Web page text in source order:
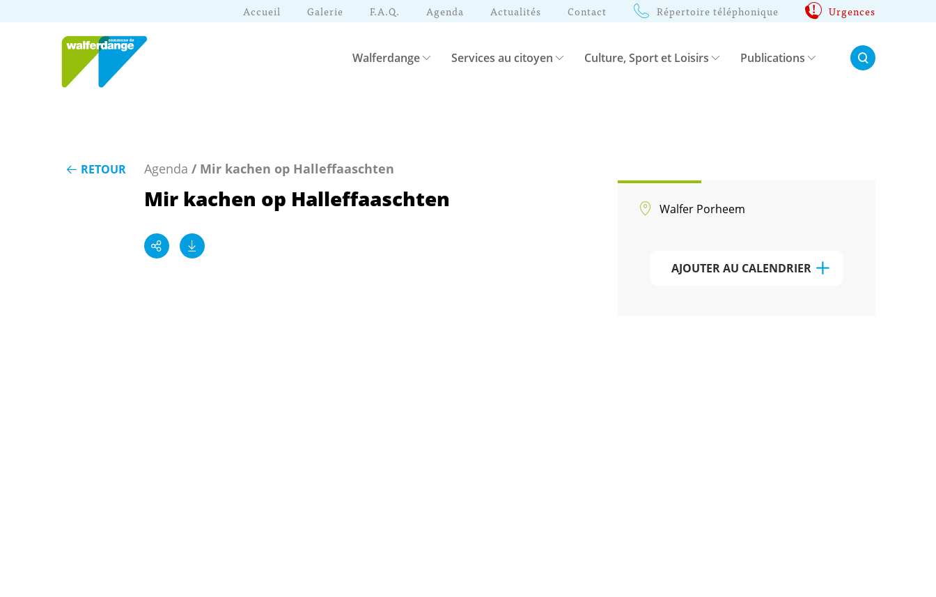
Accueil Galerie F.A.Q. Agenda Actualités Contact Répertoire téléphonique Urgences
Walferdange Services au citoyen Culture, Sport et Loisirs Publications Rechercher:
RETOUR Agenda / Mir kachen op Halleffaaschten
Mir kachen op Halleffaaschten Walfer Porheem
AJOUTER AU CALENDRIER